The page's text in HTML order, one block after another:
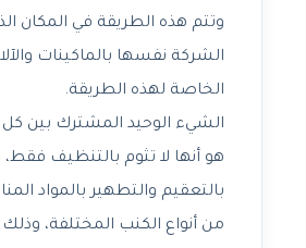
وتتم هذه الطريقة في المكان
الشركة نفسها بالماكينات
الخاصة لهذه الطريقة.
الشيء الوحيد المشترك بين
هو أنها لا تثوم بالتنظيف
بالتعقيم والتطهير بالمواد
من أنواع الكنب المختلفة،